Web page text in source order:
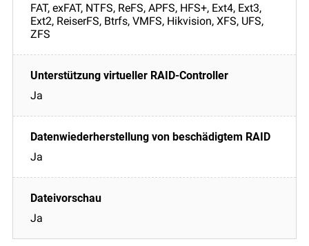
FAT, exFAT, NTFS, ReFS, APFS, HFS+, Ext4, Ext3,
Ext2, ReiserFS, Btrfs, VMFS, Hikvision, XFS, UFS,
ZFS
Ja
Ja
Ja